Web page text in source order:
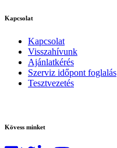
Kapcsolat
Kapcsolat
Visszahívunk
Ajánlatkérés
Szerviz időpont foglalás
Tesztvezetés
Kövess minket